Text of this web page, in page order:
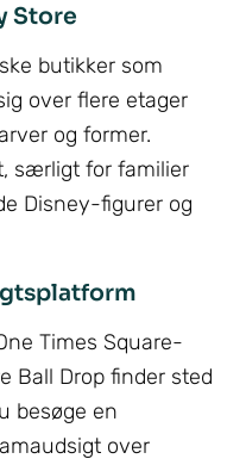
Store
butikker som
over flere etager
og former.
særligt for familier
Disney-figurer og
Times Square-
Ball Drop finder sted
besøge en
over